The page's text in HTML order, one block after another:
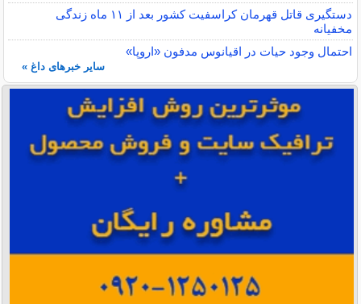
دستگیری قاتل قهرمان کراسفیت کشور بعد از ۱۱ ماه زندگی
مخفیانه
احتمال وجود حیات در اقیانوس مدفون «اروپا»
سایر خبرهای داغ »